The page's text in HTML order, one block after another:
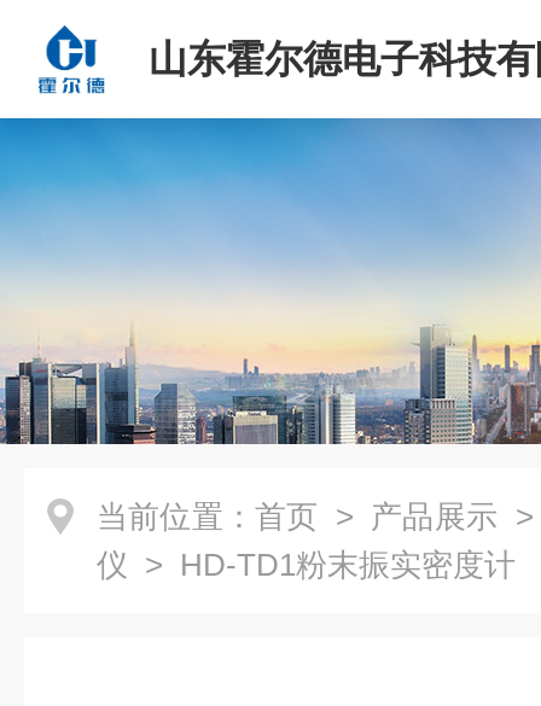
山东霍尔德电子科技
当前位置： 首页 > 产品展示
仪 > HD-TD1粉末振实密度计